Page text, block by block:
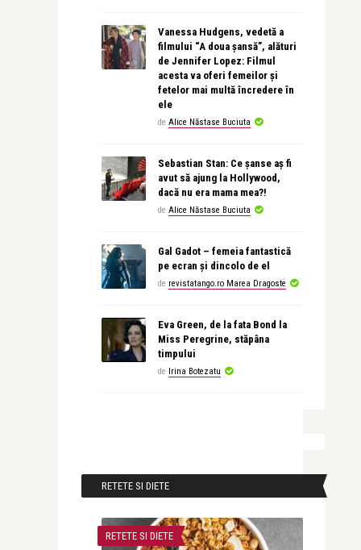
Vanessa Hudgens, vedetă a
filmului “A doua șansă”, alături
de Jennifer Lopez: Filmul
acesta va oferi femeilor și
fetelor mai multă încredere în
ele
de Alice Năstase Buciuta
Sebastian Stan: Ce șanse aș fi
avut să ajung la Hollywood,
dacă nu era mama mea?!
de Alice Năstase Buciuta
Gal Gadot – femeia fantastică
pe ecran și dincolo de el
de revistatango.ro Marea Dragoste
Eva Green, de la fata Bond la
Miss Peregrine, stăpâna
timpului
de Irina Botezatu
RETETE SI DIETE
RETETE SI DIETE